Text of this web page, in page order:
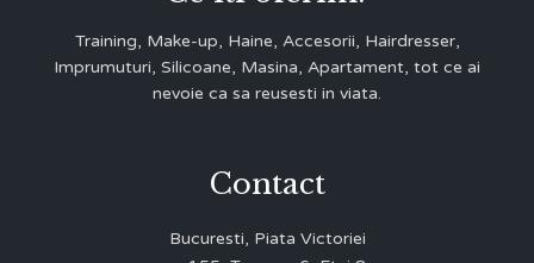
Training, Make-up, Haine, Accesorii, Hairdresser,
Imprumuturi, Silicoane, Masina, Apartament, tot ce ai
nevoie ca sa reusesti in viata.
Contact
Bucuresti, Piata Victoriei